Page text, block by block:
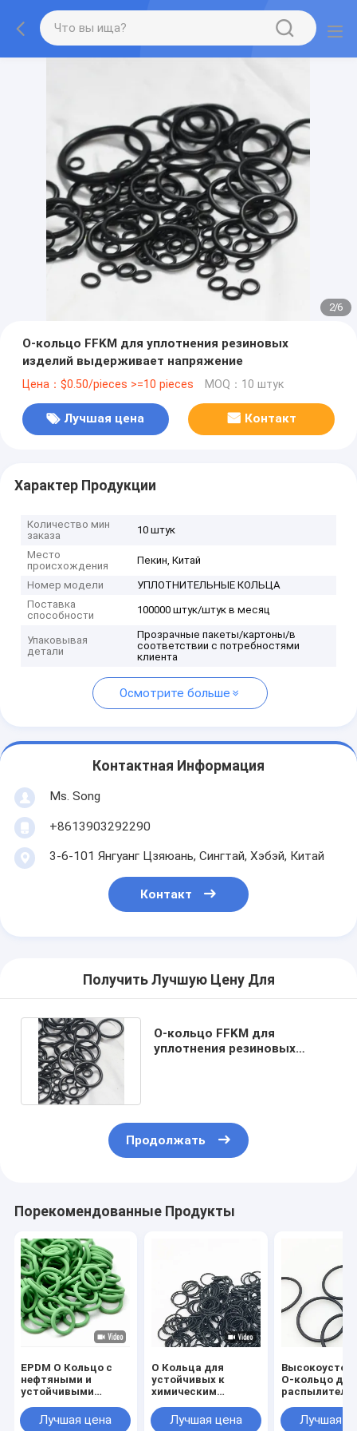
2/6
О-кольцо FFKM для уплотнения резиновых
изделий выдерживает напряжение
Цена：$0.50/pieces >=10 pieces MOQ：10 штук
Лучшая цена Контакт
Характер Продукции
Количество мин
заказа
10 штук
Место
происхождения
Пекин, Китай
Номер модели
УПЛОТНИТЕЛЬНЫЕ КОЛЬЦА
Поставка
способности
100000 штук/штук в месяц
Упаковывая
детали
Прозрачные пакеты/картоны/в
соответствии с потребностями
клиента
Осмотрите больше
Контактная Информация
Ms. Song
+8613903292290
3-6-101 Янгуанг Цзяюань, Сингтай, Хэбэй, Китай
Контакт
Получить Лучшую Цену Для
О-кольцо FFKM для
уплотнения резиновых
Продолжать
Порекомендованные Продукты
EPDM O Кольцо с
нефтяными и
устойчивыми
напряжения
Лучшая цена
O Кольца для
устойчивых к
химическим
нитриловых O-
кольцевых
Лучшая цена
О-кольцо для
распылителя
47.29*2.62
EPDM FKM
Лучшая